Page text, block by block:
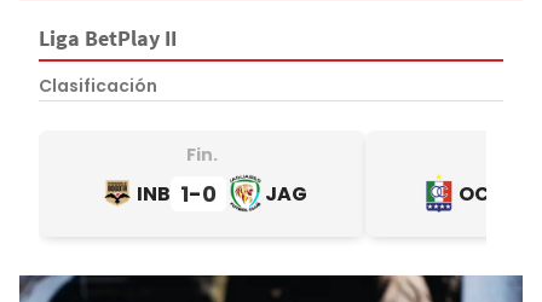
Liga BetPlay II
Clasificación
Fin.
INB 1 0 JAG OCA